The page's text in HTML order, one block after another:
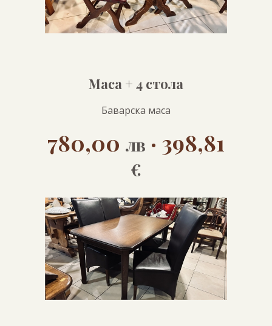
Маса + 4 стола
Баварска маса
780,00 лв · 398,81
€